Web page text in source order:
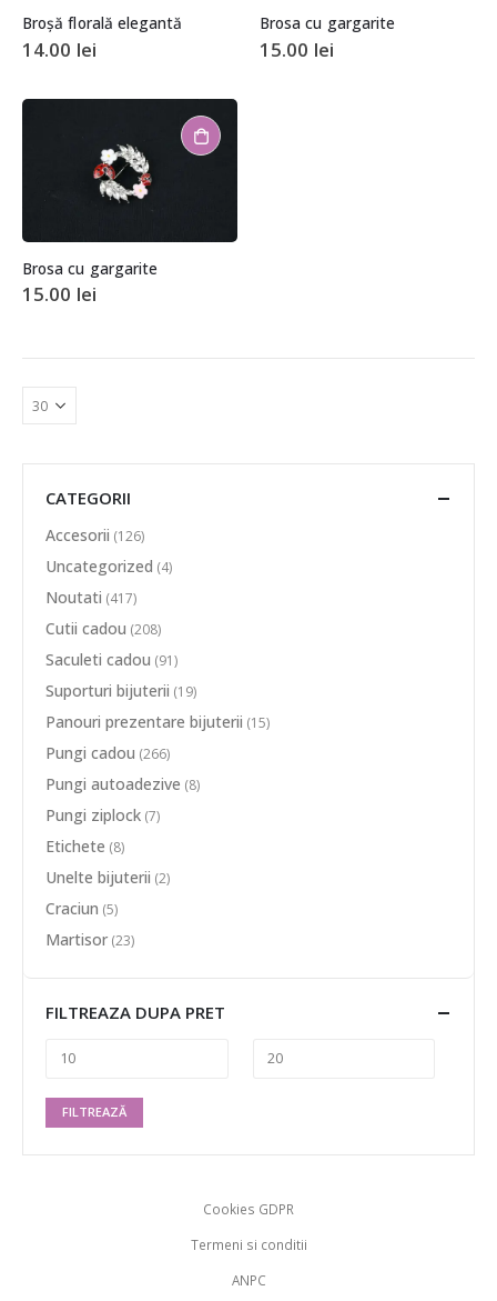
Broșă florală elegantă
14.00 lei
Brosa cu gargarite
15.00 lei
Brosa cu gargarite
15.00 lei
CATEGORII
Accesorii (126)
Uncategorized (4)
Noutati (417)
Cutii cadou (208)
Saculeti cadou (91)
Suporturi bijuterii (19)
Panouri prezentare bijuterii (15)
Pungi cadou (266)
Pungi autoadezive (8)
Pungi ziplock (7)
Etichete (8)
Unelte bijuterii (2)
Craciun (5)
Martisor (23)
FILTREAZA DUPA PRET
FILTREAZĂ
Cookies GDPR
Termeni si conditii
ANPC